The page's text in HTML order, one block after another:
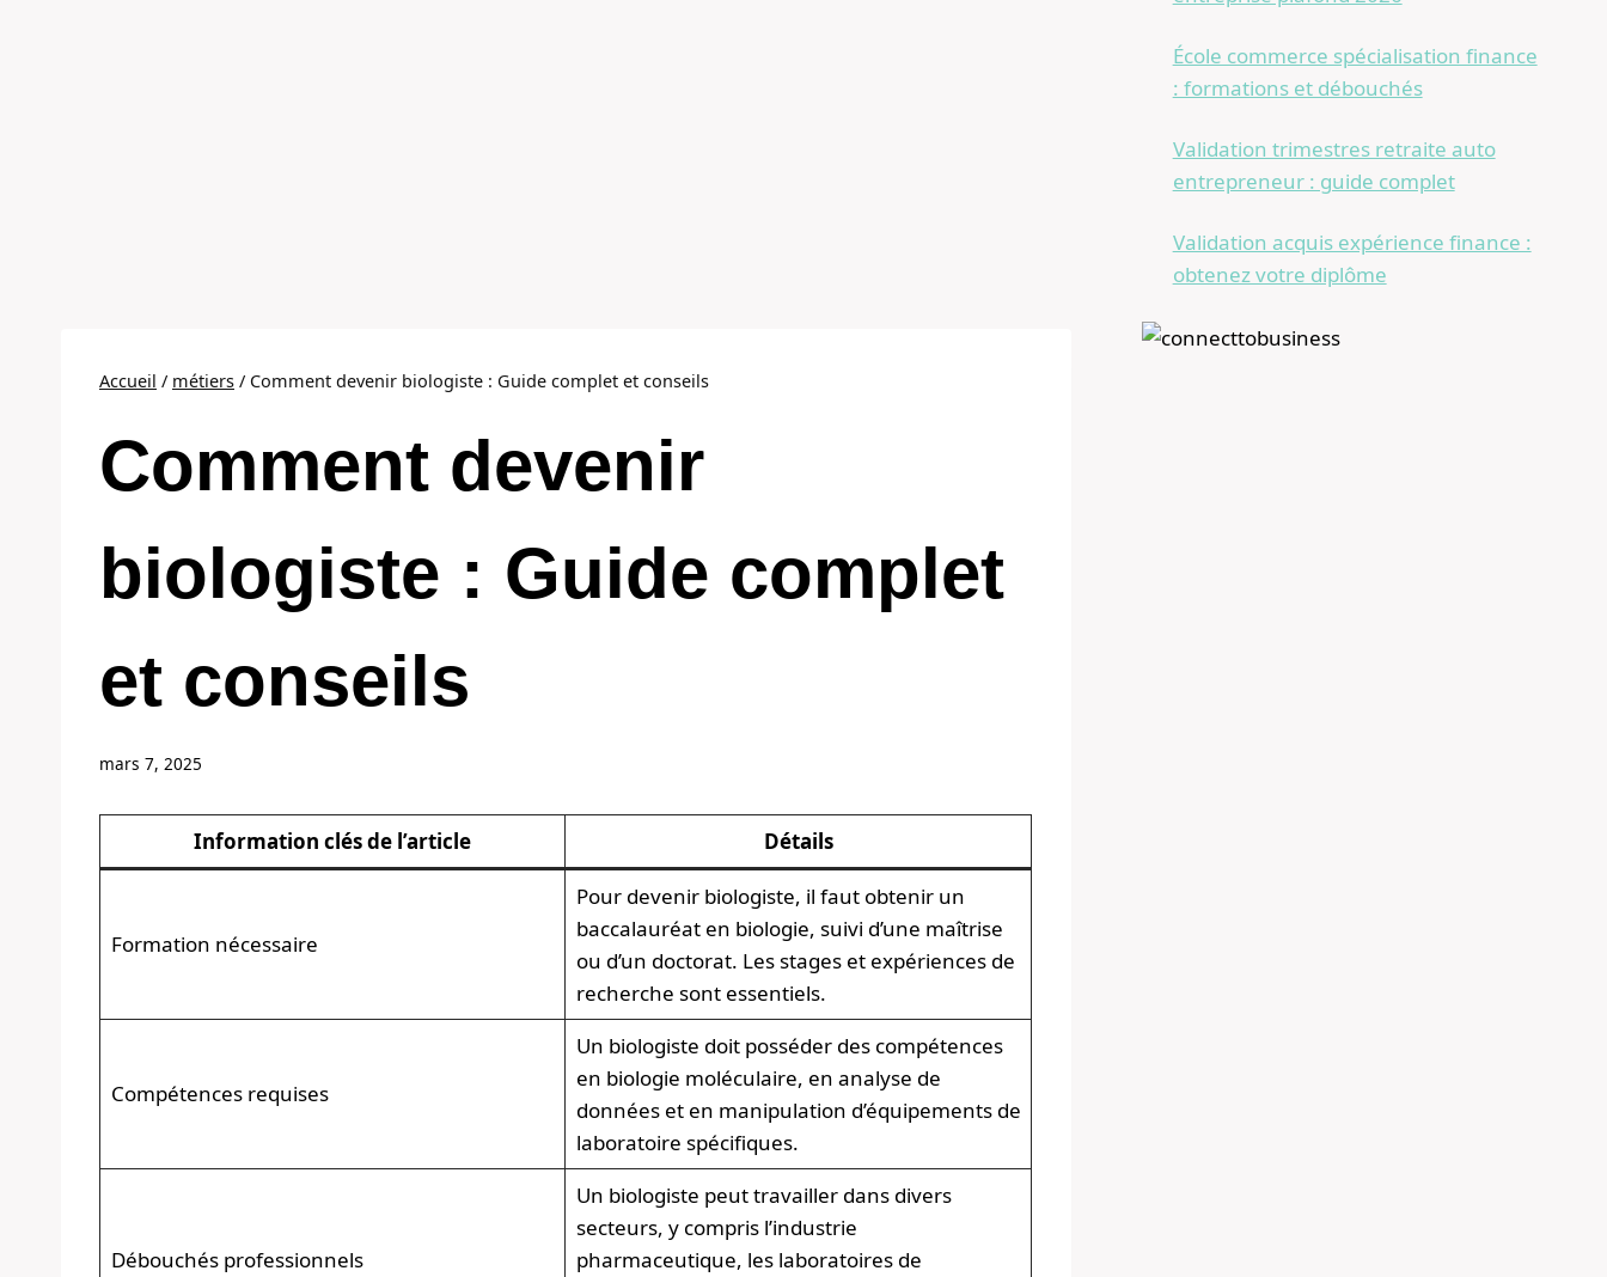
Accueil / métiers / Comment devenir biologiste : Guide complet et conseils
Comment devenir
biologiste : Guide complet
et conseils
mars 7, 2025
Information clés de l’article Détails
Formation nécessaire
Pour devenir biologiste, il faut obtenir un
baccalauréat en biologie, suivi d’une maîtrise
ou d’un doctorat. Les stages et expériences de
recherche sont essentiels.
Compétences requises
Un biologiste doit posséder des compétences
en biologie moléculaire, en analyse de
données et en manipulation d’équipements de
laboratoire spécifiques.
Débouchés professionnels
Un biologiste peut travailler dans divers
secteurs, y compris l’industrie
pharmaceutique, les laboratoires de
École commerce spécialisation finance
: formations et débouchés
Validation trimestres retraite auto
entrepreneur : guide complet
Validation acquis expérience finance :
obtenez votre diplôme